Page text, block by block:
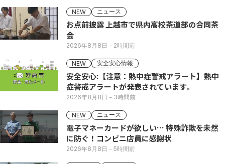
NEW ニュース
お点前披露 上越市で県内高校茶道部の合同茶
会
2026年8月8日 - 2時間前
NEW 安全安心情報
安全安心:【注意：熱中症警戒アラート】熱中
症警戒アラートが発表されています。
2026年8月8日 - 3時間前
NEW ニュース
電子マネーカードが欲しい… 特殊詐欺を未然
に防ぐ！コンビニ店員に感謝状
2026年8月8日 - 5時間前